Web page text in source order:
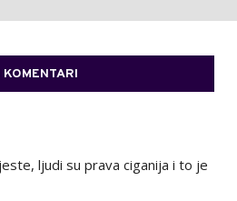
KOMENTARI
ljudi su prava ciganija i to je